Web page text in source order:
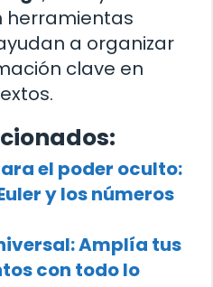
herramientas
a organizar
clave en
el poder oculto:
y los números
Amplía tus
con todo lo